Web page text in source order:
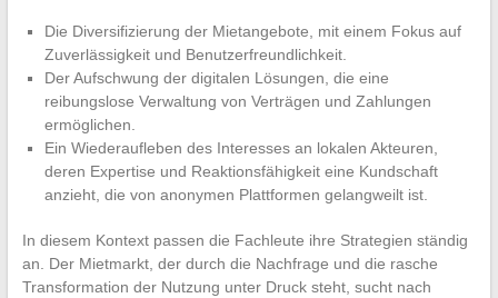
Die Diversifizierung der Mietangebote, mit einem Fokus auf
Zuverlässigkeit und Benutzerfreundlichkeit.
Der Aufschwung der digitalen Lösungen, die eine
reibungslose Verwaltung von Verträgen und Zahlungen
ermöglichen.
Ein Wiederaufleben des Interesses an lokalen Akteuren,
deren Expertise und Reaktionsfähigkeit eine Kundschaft
anzieht, die von anonymen Plattformen gelangweilt ist.
In diesem Kontext passen die Fachleute ihre Strategien ständig
an. Der Mietmarkt, der durch die Nachfrage und die rasche
Transformation der Nutzung unter Druck steht, sucht nach